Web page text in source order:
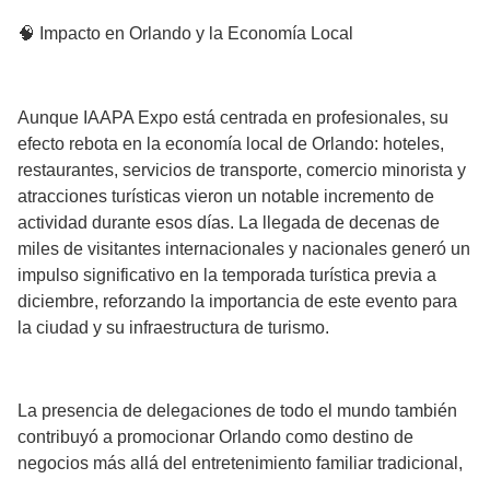
🧠 Impacto en Orlando y la Economía Local
Aunque IAAPA Expo está centrada en profesionales, su
efecto rebota en la economía local de Orlando: hoteles,
restaurantes, servicios de transporte, comercio minorista y
atracciones turísticas vieron un notable incremento de
actividad durante esos días. La llegada de decenas de
miles de visitantes internacionales y nacionales generó un
impulso significativo en la temporada turística previa a
diciembre, reforzando la importancia de este evento para
la ciudad y su infraestructura de turismo.
La presencia de delegaciones de todo el mundo también
contribuyó a promocionar Orlando como destino de
negocios más allá del entretenimiento familiar tradicional,